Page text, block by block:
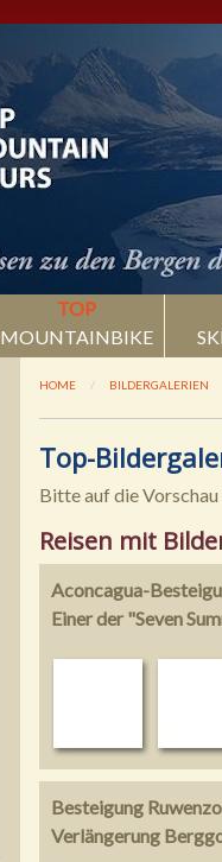
TOP
MOUNTAINBIKE
HOME BILDERGALERIEN
Top-
Bitte auf die
Reisen mit
Aconcagua-
Einer der "Seven
Besteigung
Verlängerung